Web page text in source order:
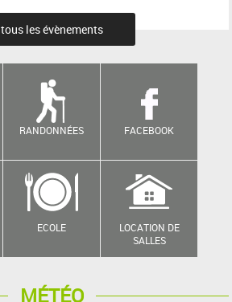
tous les évènements
RANDONNÉES FACEBOOK
ECOLE
LOCATION DE
SALLES
MÉTÉO